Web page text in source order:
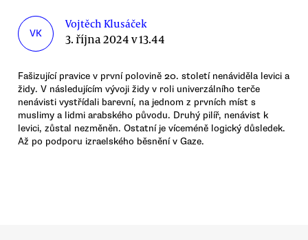
VK
Vojtěch Klusáček
3. října 2024 v 13.44
Fašizující pravice v první polovině 20. století nenáviděla levici a
židy. V následujícím vývoji židy v roli univerzálního terče
nenávisti vystřídali barevní, na jednom z prvních míst s
muslimy a lidmi arabského původu. Druhý pilíř, nenávist k
levici, zůstal nezměněn. Ostatní je víceméně logický důsledek.
Až po podporu izraelského běsnění v Gaze.